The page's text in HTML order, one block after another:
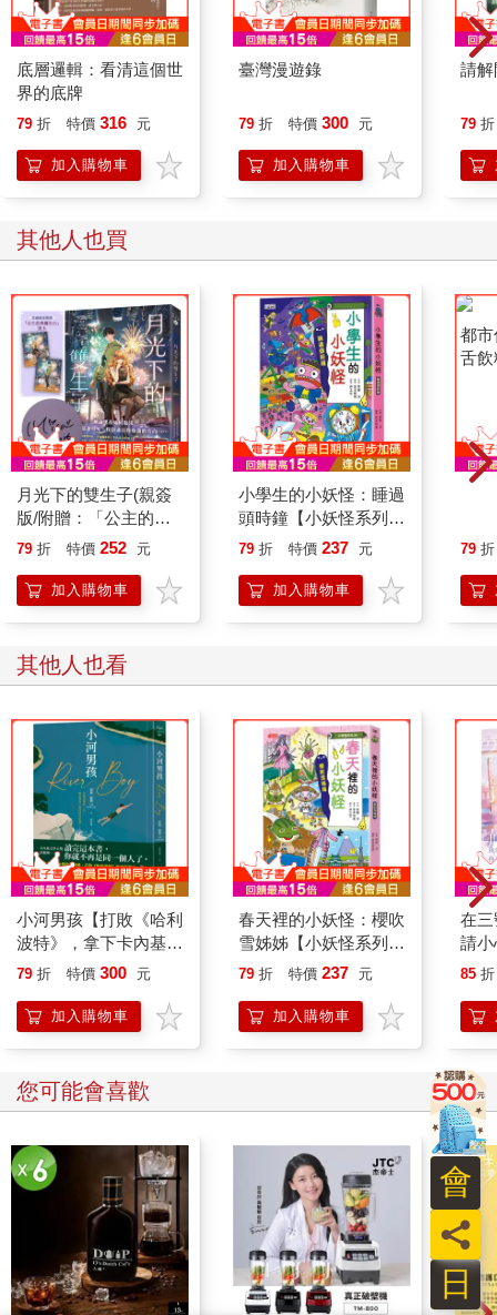
底層邏輯：看清這個世
界的底牌
79 折 特價 316 元
加入購物車
臺灣漫遊錄
79 折 特價 300 元
加入購物車
請解
79 折
其他人也買
月光下的雙生子(親簽
版/附贈：「公主的專
屬告白」透卡)
79 折 特價 252 元
加入購物車
小學生的小妖怪：睡過
頭時鐘【小妖怪系列
21】
79 折 特價 237 元
加入購物車
19】
79 折
其他人也看
小河男孩【打敗《哈利
波特》，拿下卡內基首
獎】
79 折 特價 300 元
加入購物車
春天裡的小妖怪：櫻吹
雪姊姊【小妖怪系列
38】
79 折 特價 237 元
加入購物車
在
請
讓
85 折
您可能會喜歡
日
員
會